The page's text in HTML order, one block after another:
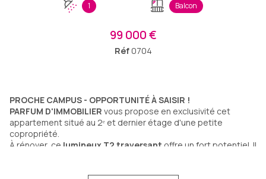
1 Balcon
99 000 €
Réf0704
PROCHE CAMPUS - OPPORTUNITÉ À SAISIR !
PARFUM D'IMMOBILIER vous propose en exclusivité cet
appartement situé au 2ᵉ et dernier étage d'une petite
copropriété.
À rénover, ce lumineux T2 traversant offre un fort potentiel. Il